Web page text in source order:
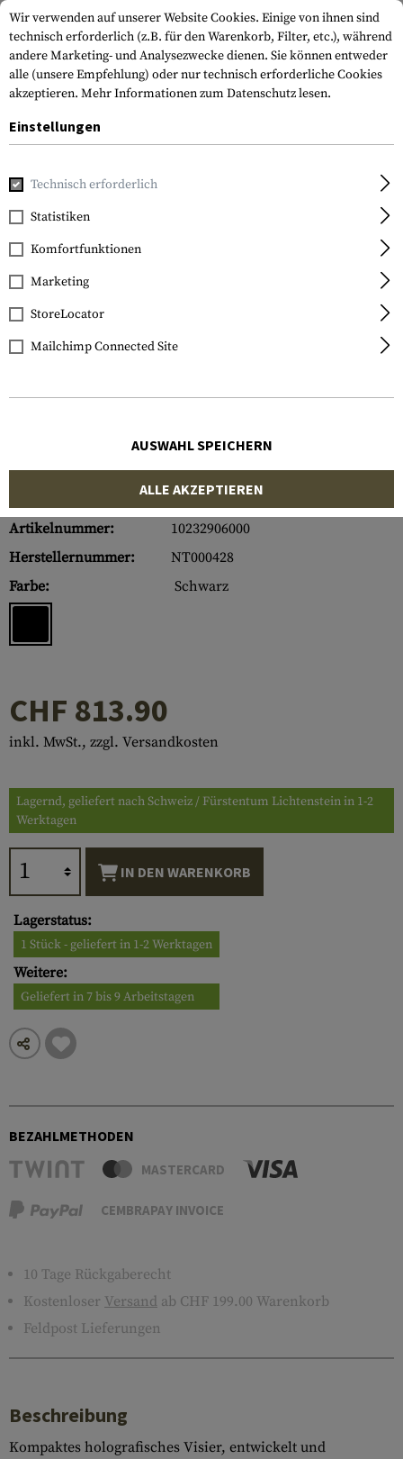
Home Waffenzubehör
EoTech
EXPS2-0
Artikelnummer:
10232906000
Herstellernummer:
NT000428
Farbe:
Schwarz
CHF 813.90
inkl. MwSt., zzgl. Versandkosten
Lagernd, geliefert nach Schweiz / Fürstentum Lichtenstein in 1-2
Werktagen
IN DEN WARENKORB
Lagerstatus:
1 Stück - geliefert in 1-2 Werktagen
Weitere:
Geliefert in 7 bis 9 Arbeitstagen
BEZAHLMETHODEN
MASTERCARD
CEMBRAPAY INVOICE
10 Tage Rückgaberecht
Kostenloser Versand ab CHF 199.00 Warenkorb
Feldpost Lieferungen
Beschreibung
Kompaktes holografisches Visier, entwickelt und
Wir verwenden auf unserer Website Cookies. Einige von ihnen sind
technisch erforderlich (z.B. für den Warenkorb, Filter, etc.), während
andere Marketing- und Analysezwecke dienen. Sie können entweder
alle (unsere Empfehlung) oder nur technisch erforderliche Cookies
akzeptieren. Mehr Informationen zum Datenschutz lesen.
Einstellungen
Technisch erforderlich
Statistiken
Komfortfunktionen
Marketing
StoreLocator
Mailchimp Connected Site
AUSWAHL SPEICHERN
ALLE AKZEPTIEREN